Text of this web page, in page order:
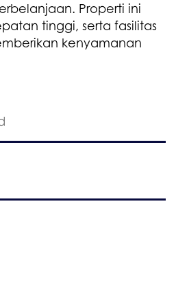
Properti ini
tinggi, serta fasilitas
kenyamanan